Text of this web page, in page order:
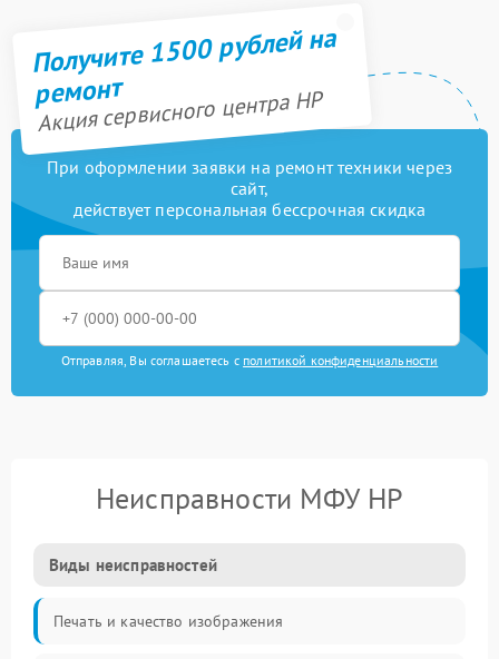
Получите 1500 рублей на
ремонт
Акция сервисного центра HP
При оформлении заявки на ремонт техники через
сайт,
действует персональная бессрочная скидка
Отправляя, Вы соглашаетесь с политикой конфиденциальности
Неисправности МФУ HP
Виды неисправностей
Печать и качество изображения